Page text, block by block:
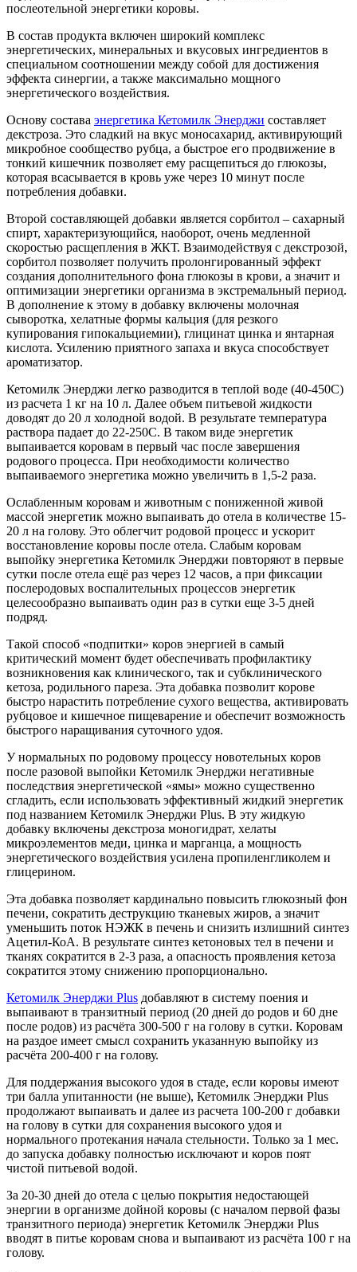
послеотельной энергетики коровы.
В состав продукта включен широкий комплекс
энергетических, минеральных и вкусовых ингредиентов в
специальном соотношении между собой для достижения
эффекта синергии, а также максимально мощного
энергетического воздействия.
Основу состава энергетика Кетомилк Энерджи составляет
декстроза. Это сладкий на вкус моносахарид, активирующий
микробное сообщество рубца, а быстрое его продвижение в
тонкий кишечник позволяет ему расщепиться до глюкозы,
которая всасывается в кровь уже через 10 минут после
потребления добавки.
Второй составляющей добавки является сорбитол – сахарный
спирт, характеризующийся, наоборот, очень медленной
скоростью расщепления в ЖКТ. Взаимодействуя с декстрозой,
сорбитол позволяет получить пролонгированный эффект
создания дополнительного фона глюкозы в крови, а значит и
оптимизации энергетики организма в экстремальный период.
В дополнение к этому в добавку включены молочная
сыворотка, хелатные формы кальция (для резкого
купирования гипокальциемии), глицинат цинка и янтарная
кислота. Усилению приятного запаха и вкуса способствует
ароматизатор.
Кетомилк Энерджи легко разводится в теплой воде (40-450С)
из расчета 1 кг на 10 л. Далее объем питьевой жидкости
доводят до 20 л холодной водой. В результате температура
раствора падает до 22-250С. В таком виде энергетик
выпаивается коровам в первый час после завершения
родового процесса. При необходимости количество
выпаиваемого энергетика можно увеличить в 1,5-2 раза.
Ослабленным коровам и животным с пониженной живой
массой энергетик можно выпаивать до отела в количестве 15-
20 л на голову. Это облегчит родовой процесс и ускорит
восстановление коровы после отела. Слабым коровам
выпойку энергетика Кетомилк Энерджи повторяют в первые
сутки после отела ещё раз через 12 часов, а при фиксации
послеродовых воспалительных процессов энергетик
целесообразно выпаивать один раз в сутки еще 3-5 дней
подряд.
Такой способ «подпитки» коров энергией в самый
критический момент будет обеспечивать профилактику
возникновения как клинического, так и субклинического
кетоза, родильного пареза. Эта добавка позволит корове
быстро нарастить потребление сухого вещества, активировать
рубцовое и кишечное пищеварение и обеспечит возможность
быстрого наращивания суточного удоя.
У нормальных по родовому процессу новотельных коров
после разовой выпойки Кетомилк Энерджи негативные
последствия энергетической «ямы» можно существенно
сгладить, если использовать эффективный жидкий энергетик
под названием Кетомилк Энерджи Plus. В эту жидкую
добавку включены декстроза моногидрат, хелаты
микроэлементов меди, цинка и марганца, а мощность
энергетического воздействия усилена пропиленгликолем и
глицерином.
Эта добавка позволяет кардинально повысить глюкозный фон
печени, сократить деструкцию тканевых жиров, а значит
уменьшить поток НЭЖК в печень и снизить излишний синтез
Ацетил-КоА. В результате синтез кетоновых тел в печени и
тканях сократится в 2-3 раза, а опасность проявления кетоза
сократится этому снижению пропорционально.
Кетомилк Энерджи Рlus добавляют в систему поения и
выпаивают в транзитный период (20 дней до родов и 60 дне
после родов) из расчёта 300-500 г на голову в сутки. Коровам
на раздое имеет смысл сохранить указанную выпойку из
расчёта 200-400 г на голову.
Для поддержания высокого удоя в стаде, если коровы имеют
три балла упитанности (не выше), Кетомилк Энерджи Plus
продолжают выпаивать и далее из расчета 100-200 г добавки
на голову в сутки для сохранения высокого удоя и
нормального протекания начала стельности. Только за 1 мес.
до запуска добавку полностью исключают и коров поят
чистой питьевой водой.
За 20-30 дней до отела с целью покрытия недостающей
энергии в организме дойной коровы (с началом первой фазы
транзитного периода) энергетик Кетомилк Энерджи Plus
вводят в питье коровам снова и выпаивают из расчёта 100 г на
голову.